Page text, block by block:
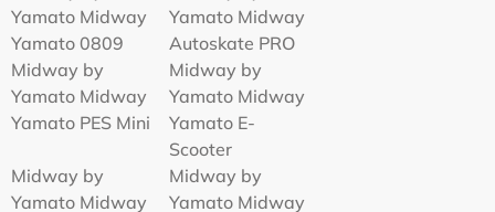
Yamato Midway
Yamato 0809
Yamato Midway
Autoskate PRO
Midway by
Yamato Midway
Yamato PES Mini
Midway by
Yamato Midway
Yamato E-
Scooter
Midway by
Yamato Midway
Midway by
Yamato Midway